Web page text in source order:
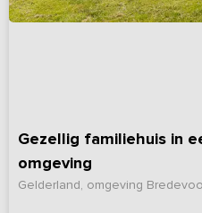
Gezellig familiehuis in
omgeving
Gelderland, omgeving